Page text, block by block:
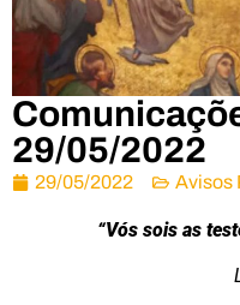
29/05/2022
29/05/2022 Avisos
“Vós sois as